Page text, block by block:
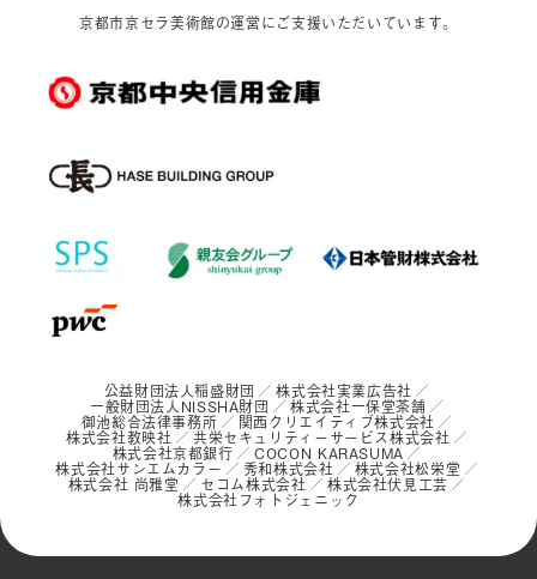
京都市京セラ美術館の運営にご支援いただいています。
公益財団法人稲盛財団 株式会社実業広告社
一般財団法人NISSHA財団 株式会社一保堂茶舗
御池総合法律事務所 関西クリエイティブ株式会社
株式会社教映社 共栄セキュリティーサービス株式会社
株式会社京都銀行 COCON KARASUMA
株式会社サンエムカラー 秀和株式会社 株式会社松栄堂
株式会社 尚雅堂 セコム株式会社 株式会社伏見工芸
株式会社フォトジェニック